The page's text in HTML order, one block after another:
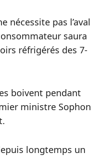
nécessite pas l’aval
saura
réfrigérés des 7-
boivent pendant
ministre Sophon
longtemps un